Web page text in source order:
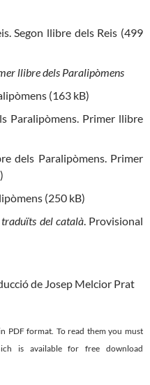
Segon llibre dels Reis (499
llibre dels Paralipòmens
(163 kB)
Paralipòmens. Primer llibre
dels Paralipòmens. Primer
(250 kB)
traduïts del català. Provisional
de Josep Melcior Prat
PDF format. To read them you must
is available for free download